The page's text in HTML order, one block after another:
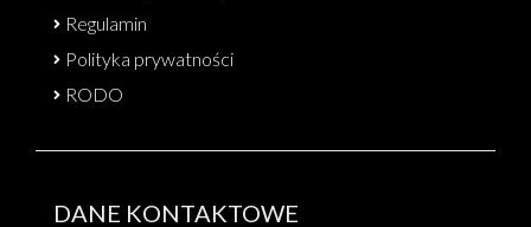
Regulamin
Polityka prywatności
RODO
DANE KONTAKTOWE